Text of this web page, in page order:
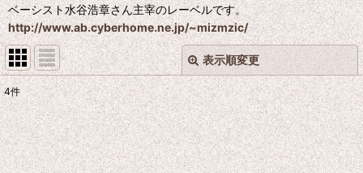
ベーシスト水谷浩章さん主宰のレーベルです。
http://www.ab.cyberhome.ne.jp/~mizmzic/
表示順変更
表示数:
並び順:
閉じる
4件